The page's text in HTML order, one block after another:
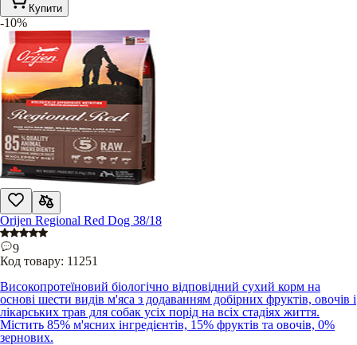
Купити
-10%
Orijen Regional Red Dog 38/18
9
Код товару: 11251
Високопротеїновий біологічно відповідний сухий корм на
основі шести видів м'яса з додаванням добірних фруктів, овочів і
лікарських трав для собак усіх порід на всіх стадіях життя.
Містить 85% м'ясних інгредієнтів, 15% фруктів та овочів, 0%
зернових.